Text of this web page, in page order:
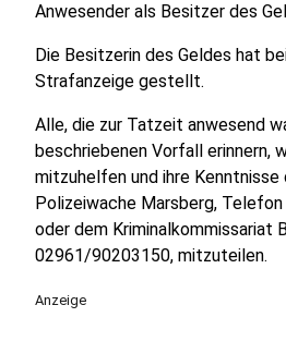
Anwesender als Besitzer des
Die Besitzerin des Geldes hat
Strafanzeige gestellt.
Alle, die zur Tatzeit anwesend
beschriebenen Vorfall erinnern,
mitzuhelfen und ihre Kenntnisse
Polizeiwache Marsberg,
oder dem Kriminalkommissariat
02961/90203150, mitzuteilen.
Anzeige